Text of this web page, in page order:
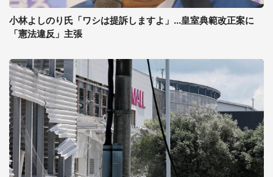
小林よしのり氏「ワシは提訴しますよ」...皇室典範改正案に
「憲法違反」主張